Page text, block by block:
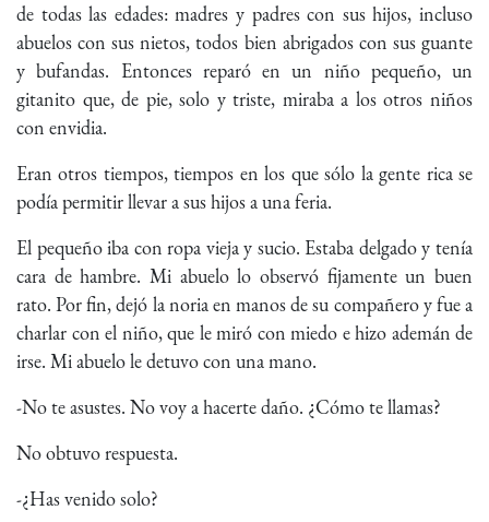
de todas las edades: madres y padres con sus hijos, incluso
abuelos con sus nietos, todos bien abrigados con sus guante
y bufandas. Entonces reparó en un niño pequeño, un
gitanito que, de pie, solo y triste, miraba a los otros niños
con envidia.
Eran otros tiempos, tiempos en los que sólo la gente rica se
podía permitir llevar a sus hijos a una feria.
El pequeño iba con ropa vieja y sucio. Estaba delgado y tenía
cara de hambre. Mi abuelo lo observó fijamente un buen
rato. Por fin, dejó la noria en manos de su compañero y fue a
charlar con el niño, que le miró con miedo e hizo ademán de
irse. Mi abuelo le detuvo con una mano.
-No te asustes. No voy a hacerte daño. ¿Cómo te llamas?
No obtuvo respuesta.
-¿Has venido solo?